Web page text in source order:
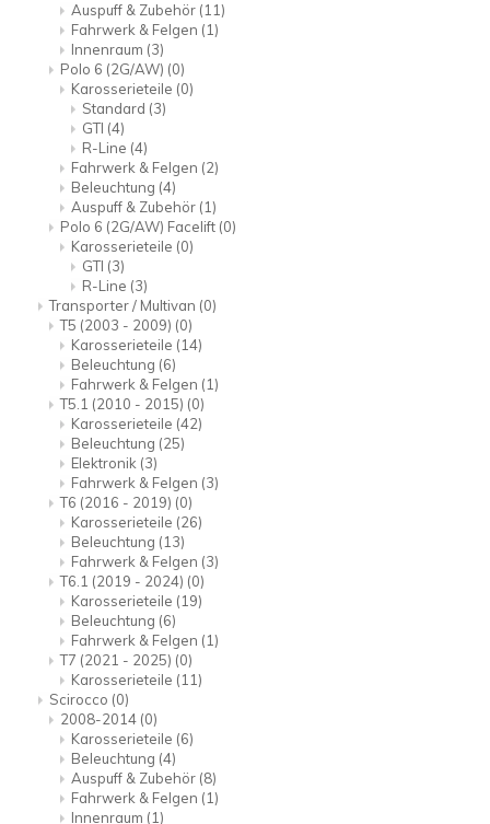
Auspuff & Zubehör (11)
Fahrwerk & Felgen (1)
Innenraum (3)
Polo 6 (2G/AW) (0)
Karosserieteile (0)
Standard (3)
GTI (4)
R-Line (4)
Fahrwerk & Felgen (2)
Beleuchtung (4)
Auspuff & Zubehör (1)
Polo 6 (2G/AW) Facelift (0)
Karosserieteile (0)
GTI (3)
R-Line (3)
Transporter / Multivan (0)
T5 (2003 - 2009) (0)
Karosserieteile (14)
Beleuchtung (6)
Fahrwerk & Felgen (1)
T5.1 (2010 - 2015) (0)
Karosserieteile (42)
Beleuchtung (25)
Elektronik (3)
Fahrwerk & Felgen (3)
T6 (2016 - 2019) (0)
Karosserieteile (26)
Beleuchtung (13)
Fahrwerk & Felgen (3)
T6.1 (2019 - 2024) (0)
Karosserieteile (19)
Beleuchtung (6)
Fahrwerk & Felgen (1)
T7 (2021 - 2025) (0)
Karosserieteile (11)
Scirocco (0)
2008-2014 (0)
Karosserieteile (6)
Beleuchtung (4)
Auspuff & Zubehör (8)
Fahrwerk & Felgen (1)
Innenraum (1)